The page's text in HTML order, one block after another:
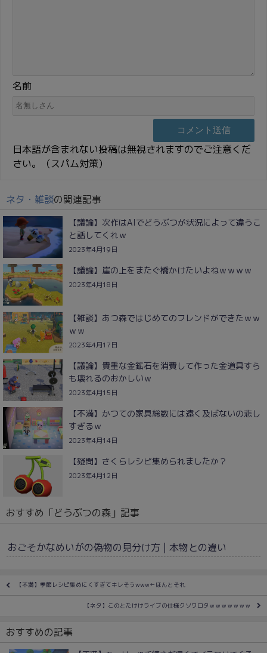
名前
日本語が含まれない投稿は無視されますのでご注意くだ
さい。（スパム対策）
ネタ・雑談の関連記事
【議論】次作はAIでどうぶつが状況によって違うこ
と話してくれｗ
2023年4月19日
【議論】崖の上をまたぐ橋かけたいよねｗｗｗｗ
2023年4月18日
【雑談】あつ森ではじめてのフレンドができたｗｗ
ｗｗ
2023年4月17日
【議論】貴重な金鉱石を消費して作った金道具すら
も壊れるのおかしいｗ
2023年4月15日
【不満】かつての家具総数には遠く及ばないの悲し
すぎるｗ
2023年4月14日
【疑問】さくらレシピ集められましたか？
2023年4月12日
おすすめ「どうぶつの森」記事
おごそかなめいがの偽物の見分け方 | 本物との違い
【不満】季節レシピ集めにくすぎてキレそうwww←ほんとそれ
【ネタ】このとたけけライブの仕様クソワロタｗｗｗｗｗｗｗ
おすすめの記事